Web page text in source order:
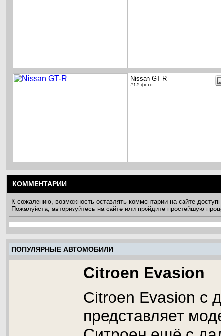
Nissan GT-R
#12 фото
КОММЕНТАРИИ
К сожалению, возможность оставлять комментарии на сайте
Пожалуйста, авторизуйтесь на сайте или пройдите простейшую
ПОПУЛЯРНЫЕ АВТОМОБИЛИ
Citroen Evasion
Citroen Evasion с
представляет